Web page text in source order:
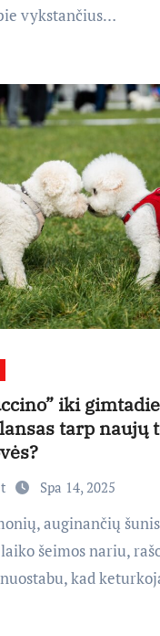
vykstančius…
iki
tarp naujų
Spa 14, 2025
auginančių
šeimos nariu,
kad